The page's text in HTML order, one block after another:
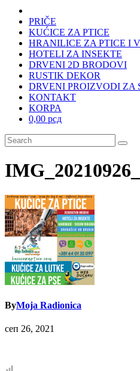
PRIČE
KUĆICE ZA PTICE
HRANILICE ZA PTICE I
HOTELI ZA INSEKTE
DRVENI 2D BRODOVI
RUSTIK DEKOR
DRVENI PROIZVODI ZA
KONTAKT
KORPA
0,00 рсд
ByMoja Radionica
сеп 26, 2021